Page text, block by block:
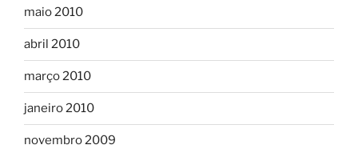
maio 2010
abril 2010
março 2010
janeiro 2010
novembro 2009